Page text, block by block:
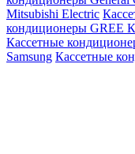
Mitsubishi Electric
кондиционеры GREE
Кассетные
Samsung Кассетные